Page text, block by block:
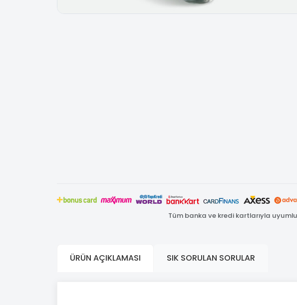
Tüm banka ve kredi kartlarıyla
ÜRÜN AÇIKLAMASI SIK SORULAN SORULAR